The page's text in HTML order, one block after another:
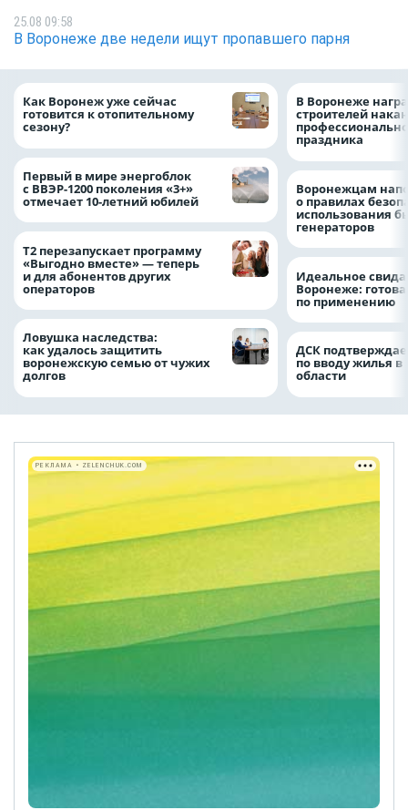
25.08 09:58
В Воронеже две недели ищут пропавшего парня
Как Воронеж уже сейчас
готовится к отопительному
сезону?
Первый в мире энергоблок
с ВВЭР-1200 поколения «3+»
отмечает 10-летний юбилей
Т2 перезапускает программу
«Выгодно вместе» — теперь
и для абонентов других
операторов
Ловушка наследства:
как удалось защитить
воронежскую семью от чужих
долгов
В Воронеже
строителей
праздника
Воронежцам
о правилах
использования
генераторов
Идеальное
Воронеже:
по применению
ДСК
по вводу жилья
области
РЕКЛАМА • ZELENCHUK.COM